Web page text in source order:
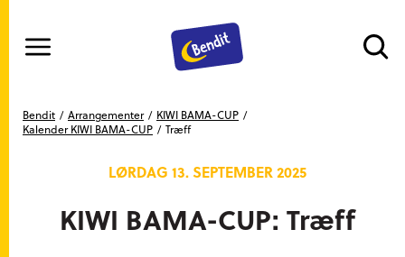
Du er her
Bendit Arrangementer
KIWI BAMA-CUP
Kalender KIWI BAMA-CUP
Træff
KIWI BAMA-CUP: Træff
LØRDAG 13. SEPTEMBER 2025